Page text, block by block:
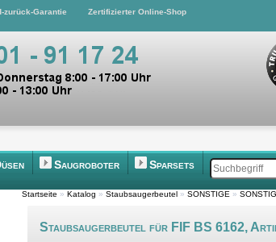
zurück-Garantie Zertifizierter Online-Shop
Saugroboter Sparsets
Startseite » Katalog » Staubsaugerbeutel » SONSTIGE »
Staubsaugerbeutel für FIF BS 6162,